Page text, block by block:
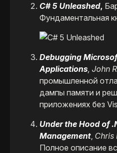
C# 5 Unleashed,
Фундаментальная
Debugging
Applications, John
промышленной
дампы памяти и
приложениях без
Under the Hood of
Management Chris
Полное описание